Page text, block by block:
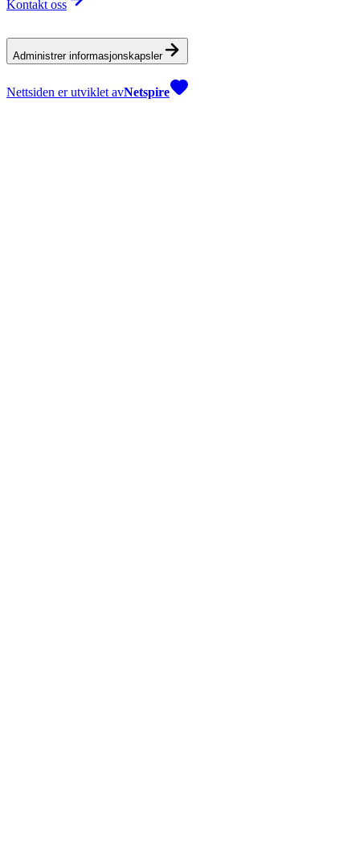
Kontakt oss
Administrer informasjonskapsler
Nettsiden er utviklet avNetspire